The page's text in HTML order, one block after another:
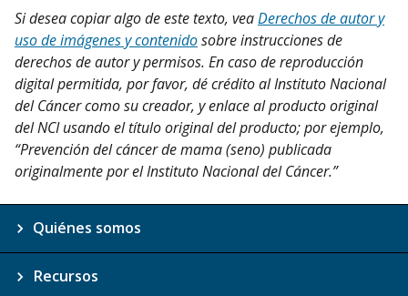
Si desea copiar algo de este texto, veaDerechos de autor y
uso de imágenes y contenidosobre instrucciones de
derechos de autor y permisos. En caso de reproducción
digital permitida, por favor, dé crédito al Instituto Nacional
del Cáncer como su creador, y enlace al producto original
del NCI usando el título original del producto; por ejemplo,
“Prevención del cáncer de mama (seno) publicada
originalmente por el Instituto Nacional del Cáncer.”
Quiénes somos
Recursos